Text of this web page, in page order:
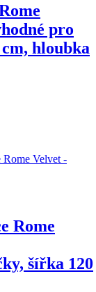
pro
hloubka
Rome
šířka 120